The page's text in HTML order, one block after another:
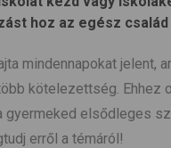
hoz az egész
mindennapokat jelent,
kötelezettség. Ehhez
gyermeked elsődleges
erről a témáról!